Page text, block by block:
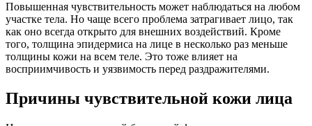
Повышенная чувствительность может наблюдаться на любом
участке тела. Но чаще всего проблема затрагивает лицо, так
как оно всегда открыто для внешних воздействий. Кроме
того, толщина эпидермиса на лице в несколько раз меньше
толщины кожи на всем теле. Это тоже влияет на
восприимчивость и уязвимость перед раздражителями.
Причины чувствительной кожи лица